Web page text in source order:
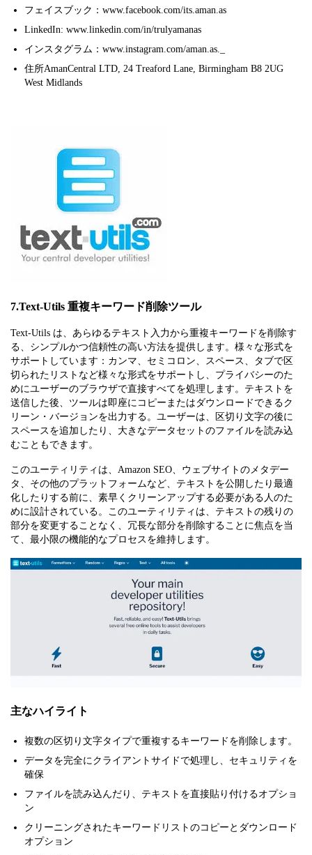
フェイスブック：www.facebook.com/its.aman.as
LinkedIn: www.linkedin.com/in/trulyamanas
インスタグラム：www.instagram.com/aman.as._
住所AmanCentral LTD, 24 Treaford Lane, Birmingham B8 2UG
West Midlands
7.Text-Utils 重複キーワード削除ツール
Text-Utils は、あらゆるテキスト入力から重複キーワードを削除す
る、シンプルかつ信頼性の高い方法を提供します。様々な形式を
サポートしています：カンマ、セミコロン、スペース、タブで区
切られたリストなど様々な形式をサポートし、プライバシーのた
めにユーザーのブラウザで直接すべてを処理します。テキストを
送信した後、ツールは即座にコピーまたはダウンロードできるク
リーン・バージョンを出力する。ユーザーは、区切り文字の後に
スペースを追加したり、大きなデータセットのファイルを読み込
むこともできます。
このユーティリティは、Amazon SEO、ウェブサイトのメタデー
タ、その他のプラットフォームなど、テキストを公開したり最適
化したりする前に、素早くクリーンアップする必要がある人のた
めに設計されている。このユーティリティは、テキストの残りの
部分を変更することなく、冗長な部分を削除することに焦点を当
て、最小限の機能的なプロセスを維持します。
主なハイライト
複数の区切り文字タイプで重複するキーワードを削除します。
データを完全にクライアントサイドで処理し、セキュリティを
確保
ファイルを読み込んだり、テキストを直接貼り付けるオプショ
ン
クリーニングされたキーワードリストのコピーとダウンロード
オプション